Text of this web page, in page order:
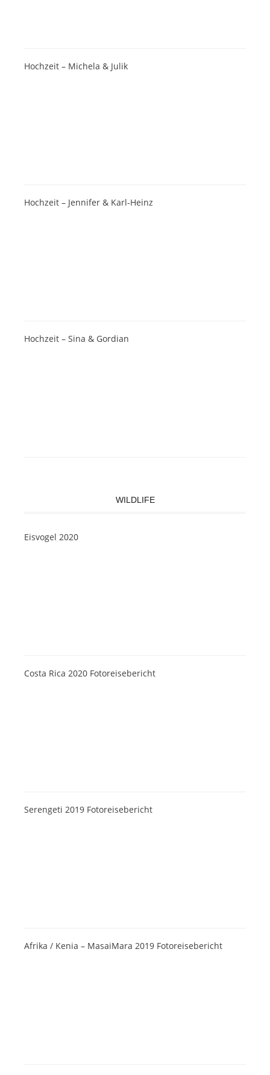
Hochzeit – Michela & Julik
Hochzeit – Jennifer & Karl-Heinz
Hochzeit – Sina & Gordian
WILDLIFE
Eisvogel 2020
Costa Rica 2020 Fotoreisebericht
Serengeti 2019 Fotoreisebericht
Afrika / Kenia – MasaiMara 2019 Fotoreisebericht